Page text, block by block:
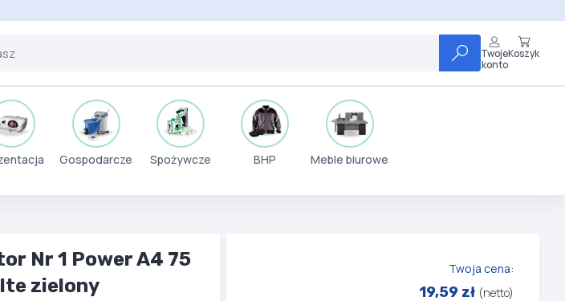
Twoje
konto
Koszyk
Gospodarcze Spożywcze BHP Meble biurowe
Nr 1 Power A4 75
zielony
Twoja cena:
19,59 zł (netto)